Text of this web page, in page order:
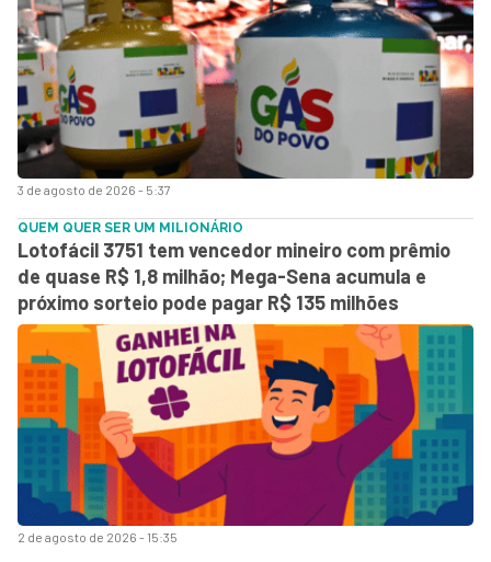
3 de agosto de 2026 - 5:37
2 de agosto de 2026 - 15:35
QUEM QUER SER UM MILIONÁRIO
Lotofácil 3751 tem vencedor mineiro com prêmio
de quase R$ 1,8 milhão; Mega-Sena acumula e
próximo sorteio pode pagar R$ 135 milhões